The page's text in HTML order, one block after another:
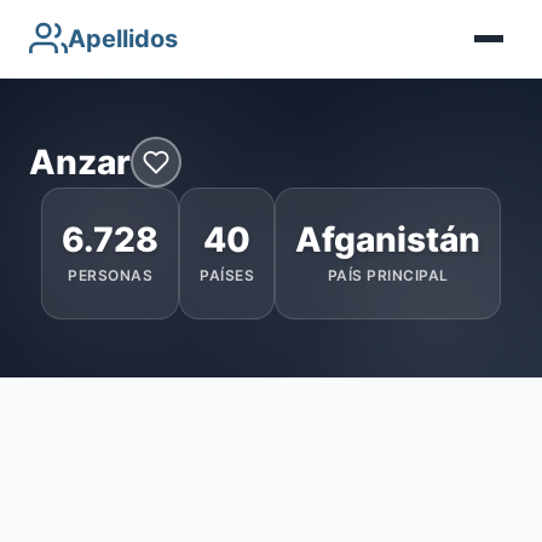
Apellidos
Anzar
6.728
PERSONAS
40
PAÍSES
Afganistán
PAÍS PRINCIPAL